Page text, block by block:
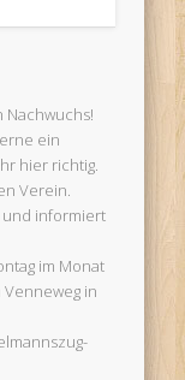
Nachwuchs!
ein
hier richtig.
Verein.
informiert
im Monat
in